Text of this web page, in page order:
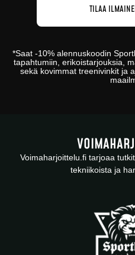
*Saat -10% alennuskoodin
tapahtumiin, erikoistarjouksia,
sekä kovimmat treenivinkit ja
Voimaharjoittelu.fi tarjoaa
tekniikoista ja